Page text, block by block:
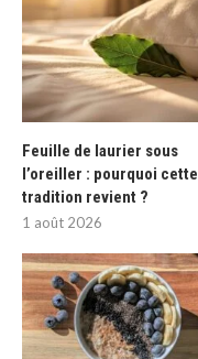
Feuille de laurier sous
l’oreiller : pourquoi cette
tradition revient ?
1 août 2026